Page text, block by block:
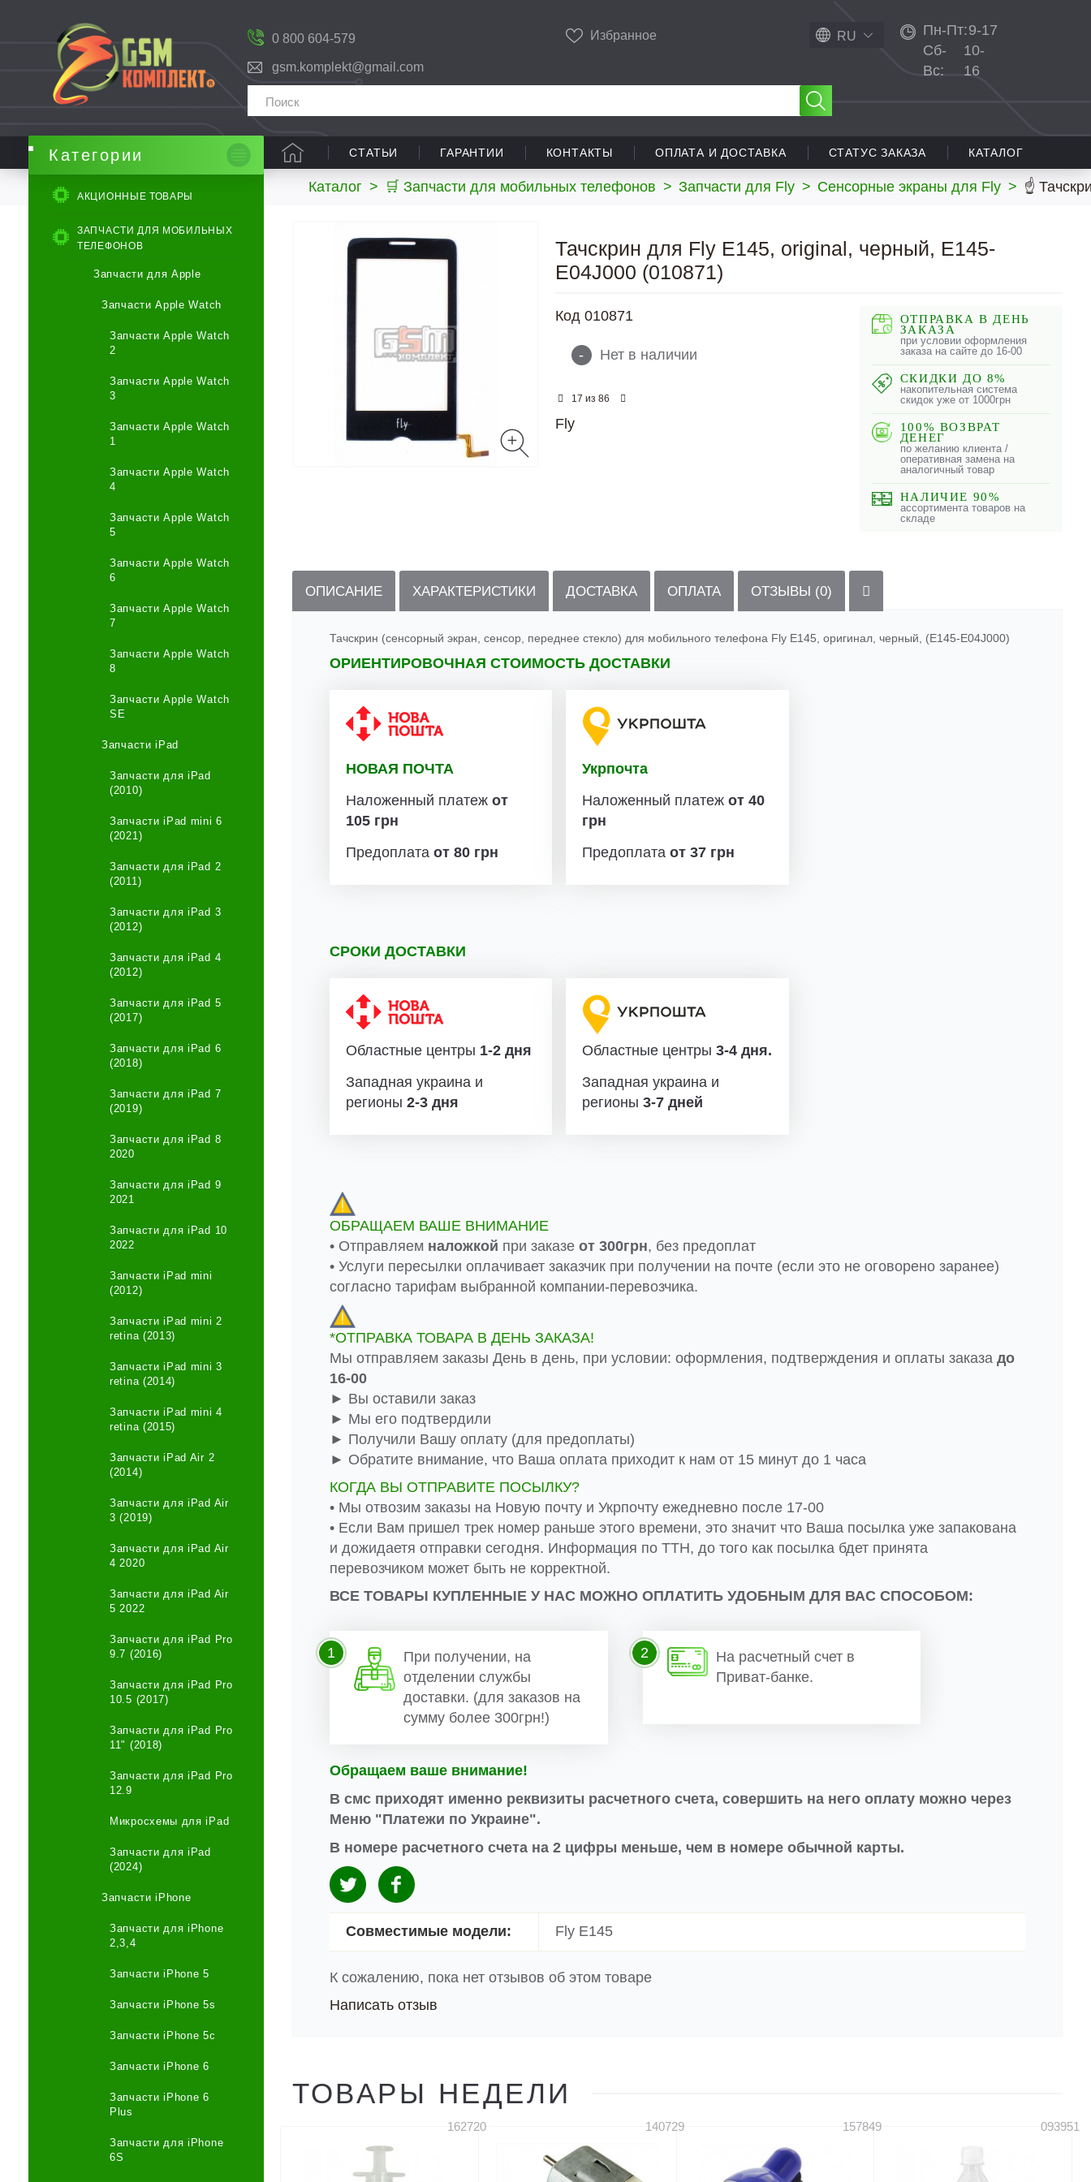
0 800 604-579
gsm.komplekt@gmail.com
Избранное RU Пн-Пт:9-17
Сб-
Вс:
10-
16
СТАТЬИ ГАРАНТИИ КОНТАКТЫ ОПЛАТА И ДОСТАВКА СТАТУС ЗАКАЗА КАТАЛОГ
Каталог > 🛒 Запчасти для мобильных телефонов > Запчасти для Fly > Сенсорные экраны для Fly > ☝
Категории
АКЦИОННЫЕ ТОВАРЫ
ЗАПЧАСТИ ДЛЯ МОБИЛЬНЫХ
ТЕЛЕФОНОВ
Запчасти для Apple
Запчасти Apple Watch
Запчасти Apple Watch
2
Запчасти Apple Watch
3
Запчасти Apple Watch
1
Запчасти Apple Watch
4
Запчасти Apple Watch
5
Запчасти Apple Watch
6
Запчасти Apple Watch
7
Запчасти Apple Watch
8
Запчасти Apple Watch
SE
Запчасти iPad
Запчасти для iPad
(2010)
Запчасти iPad mini 6
(2021)
Запчасти для iPad 2
(2011)
Запчасти для iPad 3
(2012)
Запчасти для iPad 4
(2012)
Запчасти для iPad 5
(2017)
Запчасти для iPad 6
(2018)
Запчасти для iPad 7
(2019)
Запчасти для iPad 8
2020
Запчасти для iPad 9
2021
Запчасти для iPad 10
2022
Запчасти iPad mini
(2012)
Запчасти iPad mini 2
retina (2013)
Запчасти iPad mini 3
retina (2014)
Запчасти iPad mini 4
retina (2015)
Запчасти iPad Air 2
(2014)
Запчасти для iPad Air
3 (2019)
Запчасти для iPad Air
4 2020
Запчасти для iPad Air
5 2022
Запчасти для iPad Pro
9.7 (2016)
Запчасти для iPad Pro
10.5 (2017)
Запчасти для iPad Pro
11" (2018)
Запчасти для iPad Pro
12.9
Микросхемы для iPad
Запчасти для iPad
(2024)
Запчасти iPhone
Запчасти для iPhone
2,3,4
Запчасти iPhone 5
Запчасти iPhone 5s
Запчасти iPhone 5c
Запчасти iPhone 6
Запчасти iPhone 6
Plus
Запчасти для iPhone
6S
Тачскрин для Fly E145, original, черный, E145-
E04J000 (010871)
Код 010871
- Нет в наличии
17 из 86
Fly
ОТПРАВКА В ДЕНЬ
ЗАКАЗА
при условии оформления
заказа на сайте до 16-00
СКИДКИ ДО 8%
накопительная система
скидок уже от 1000грн
100% ВОЗВРАТ
ДЕНЕГ
по желанию клиента /
оперативная замена на
аналогичный товар
НАЛИЧИЕ 90%
ассортимента товаров на
складе
ОПИСАНИЕ ХАРАКТЕРИСТИКИ ДОСТАВКА ОПЛАТА ОТЗЫВЫ (0)
Тачскрин (сенсорный экран, сенсор, переднее стекло) для мобильного телефона Fly E145, оригинал, черный, (E145-E04J000)
ОРИЕНТИРОВОЧНАЯ СТОИМОСТЬ ДОСТАВКИ
НОВАЯ ПОЧТА
Наложенный платеж от
105 грн
Предоплата от 80 грн
Укрпочта
Наложенный платежот 40
грн
Предоплатаот 37 грн
СРОКИ ДОСТАВКИ
Областные центры 1-2 дня
Западная украина и
регионы 2-3 дня
Областные центры 3-4 дня.
Западная украина и
регионы 3-7 дней
ОБРАЩАЕМ ВАШЕ ВНИМАНИЕ
• Отправляем наложкой при заказе от 300грн, без предоплат
• Услуги пересылки оплачивает заказчик при получении на почте (если это не оговорено заранее)
согласно тарифам выбранной компании-перевозчика.
*ОТПРАВКА ТОВАРА В ДЕНЬ ЗАКАЗА!
Мы отправляем заказы День в день, при условии: оформления, подтверждения и оплаты заказа до
16-00
► Вы оставили заказ
► Мы его подтвердили
► Получили Вашу оплату (для предоплаты)
► Обратите внимание, что Ваша оплата приходит к нам от 15 минут до 1 часа
КОГДА ВЫ ОТПРАВИТЕ ПОСЫЛКУ?
• Мы отвозим заказы на Новую почту и Укрпочту ежедневно после 17-00
• Если Вам пришел трек номер раньше этого времени, это значит что Ваша посылка уже запакована
и дожидаетя отправки сегодня. Информация по ТТН, до того как посылка бдет принята
перевозчиком может быть не корректной.
ВСЕ ТОВАРЫ КУПЛЕННЫЕ У НАС МОЖНО ОПЛАТИТЬ УДОБНЫМ ДЛЯ ВАС СПОСОБОМ:
При получении, на
отделении службы
доставки. (для заказов на
сумму более 300грн!)
1
На расчетный счет в
Приват-банке.
2
Обращаем ваше внимание!
В смс приходят именно реквизиты расчетного счета, совершить на него оплату можно через
Меню "Платежи по Украине".
В номере расчетного счета на 2 цифры меньше, чем в номере обычной карты.
Совместимые модели: Fly E145
К сожалению, пока нет отзывов об этом товаре
Написать отзыв
ТОВАРЫ НЕДЕЛИ
162720 140729 157849 093951